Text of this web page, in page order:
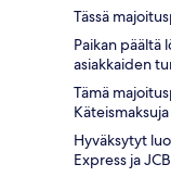
Tässä
Paikan päältä
asiakkaiden
Tämä
Hyväksytyt
Express ja